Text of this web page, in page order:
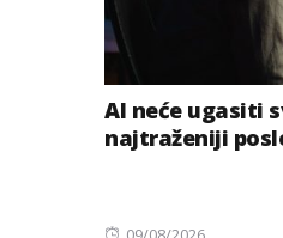
AI neće ugasiti
najtraženiji
Posted